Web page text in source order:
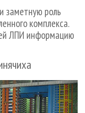
заметную роль
комплекса.
ЛПИ информацию